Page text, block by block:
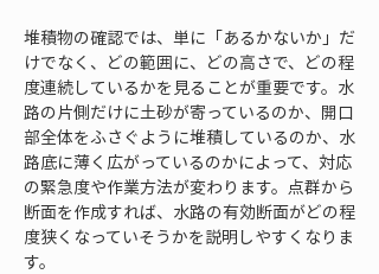
堆積物の確認では、単に「あるかないか」だ
けでなく、どの範囲に、どの高さで、どの程
度連続しているかを見ることが重要です。水
路の片側だけに土砂が寄っているのか、開口
部全体をふさぐように堆積しているのか、水
路底に薄く広がっているのかによって、対応
の緊急度や作業方法が変わります。点群から
断面を作成すれば、水路の有効断面がどの程
度狭くなっていそうかを説明しやすくなりま
す。